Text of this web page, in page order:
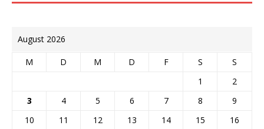
August 2026
M D M D F S
S
1
2
3
4 5 6 7 8
9
10
11 12 13 14 15
16